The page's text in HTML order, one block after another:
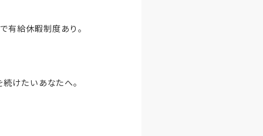
有給休暇制度あり。
けたいあなたへ。